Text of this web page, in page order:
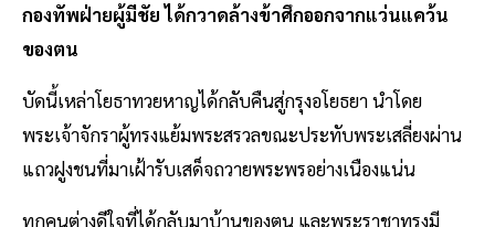
กองทัพฝ่ายผู้มีชัย ได้กวาดล้างข้าศึกออกจากแว่นแคว้น
ของตน
บัดนี้เหล่าโยธาทวยหาญได้กลับคืนสู่กรุงอโยธยา นำโดย
พระเจ้าจักราผู้ทรงแย้มพระสรวลขณะประทับพระเสลี่ยงผ่าน
แถวฝูงชนที่มาเฝ้ารับเสด็จถวายพระพรอย่างเนืองแน่น
ทุกคนต่างดีใจที่ได้กลับมาบ้านของตน และพระราชาทรงมี